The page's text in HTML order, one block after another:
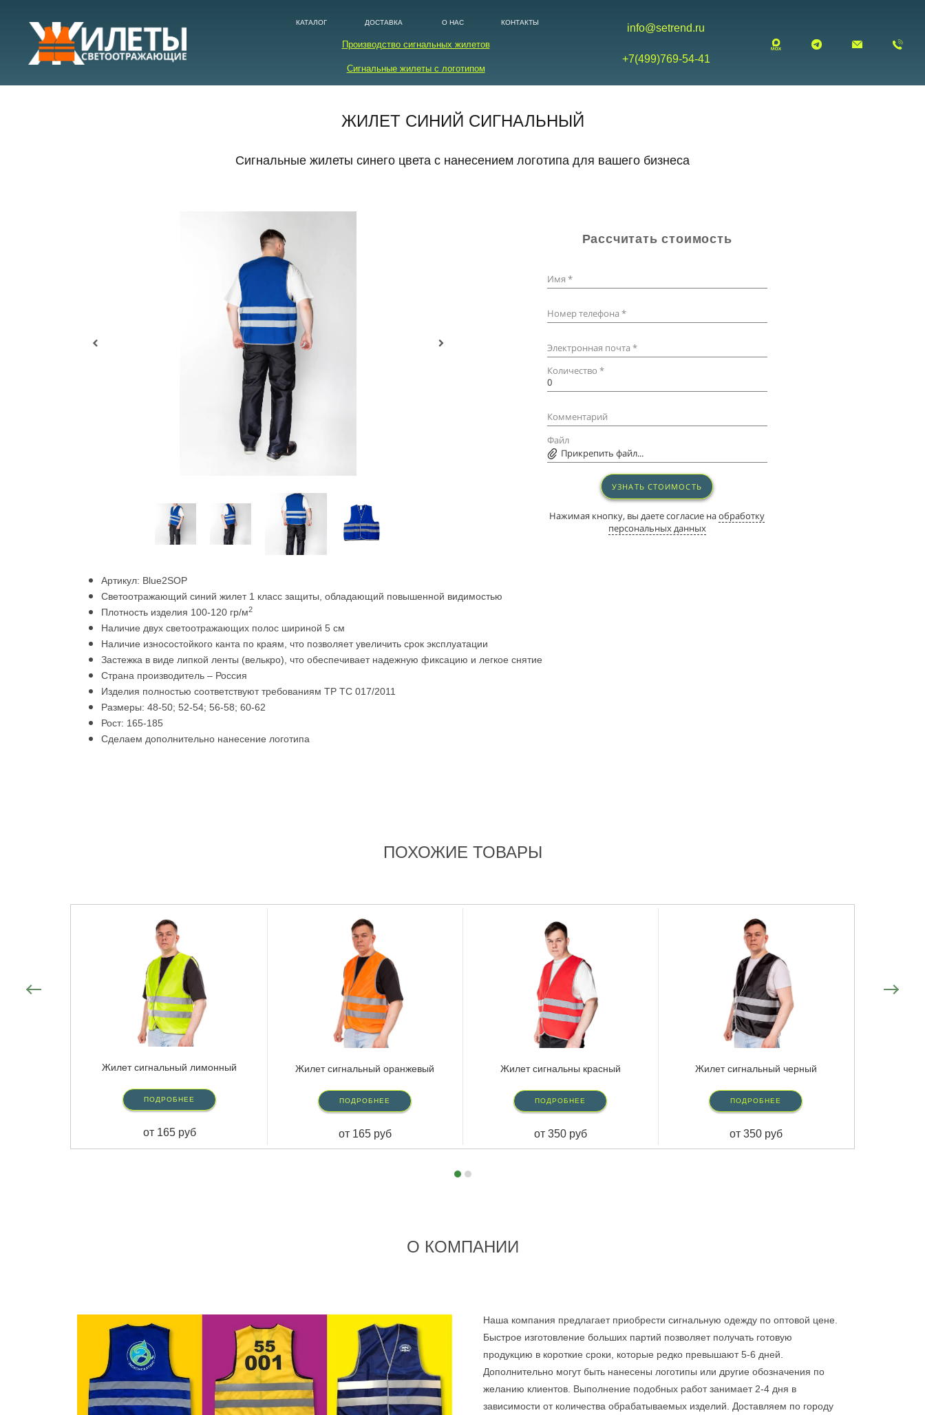
КАТАЛОГ ДОСТАВКА О НАС КОНТАКТЫ
Производство сигнальных жилетов
Сигнальные жилеты с логотипом
info@setrend.ru
+7(499)769-54-41
ЖИЛЕТ СИНИЙ СИГНАЛЬНЫЙ
Сигнальные жилеты синего цвета с нанесением логотипа для вашего бизнеса
Рассчитать стоимость
Имя *
Номер телефона *
Электронная почта *
Количество *
Комментарий
Файл
Прикрепить файл...
УЗНАТЬ СТОИМОСТЬ
Нажимая кнопку, вы даете согласие наобработку
персональных данных
Артикул: Blue2SOP
Светоотражающий синий жилет 1 класс защиты, обладающий повышенной видимостью
Плотность изделия 100-120 гр/м2
Наличие двух светоотражающих полос шириной 5 см
Наличие износостойкого канта по краям, что позволяет увеличить срок эксплуатации
Застежка в виде липкой ленты (велькро), что обеспечивает надежную фиксацию и легкое снятие
Страна производитель – Россия
Изделия полностью соответствуют требованиям ТР ТС 017/2011
Размеры: 48-50; 52-54; 56-58; 60-62
Рост: 165-185
Сделаем дополнительно нанесение логотипа
ПОХОЖИЕ ТОВАРЫ
Жилет сигнальный лимонный
ПОДРОБНЕЕ
от 165 руб
Жилет сигнальный оранжевый
ПОДРОБНЕЕ
от 165 руб
Жилет сигнальны красный
ПОДРОБНЕЕ
от 350 руб
Жилет сигнальный черный
ПОДРОБНЕЕ
от 350 руб
О КОМПАНИИ
Наша компания предлагает приобрести сигнальную одежду по оптовой цене.
Быстрое изготовление больших партий позволяет получать готовую
продукцию в короткие сроки, которые редко превышают 5-6 дней.
Дополнительно могут быть нанесены логотипы или другие обозначения по
желанию клиентов. Выполнение подобных работ занимает 2-4 дня в
зависимости от количества обрабатываемых изделий. Доставляем по городу